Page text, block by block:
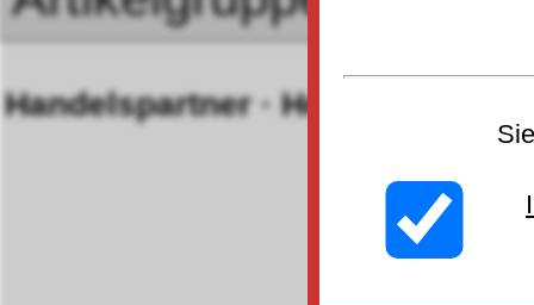
Handelspartner · Hersteller